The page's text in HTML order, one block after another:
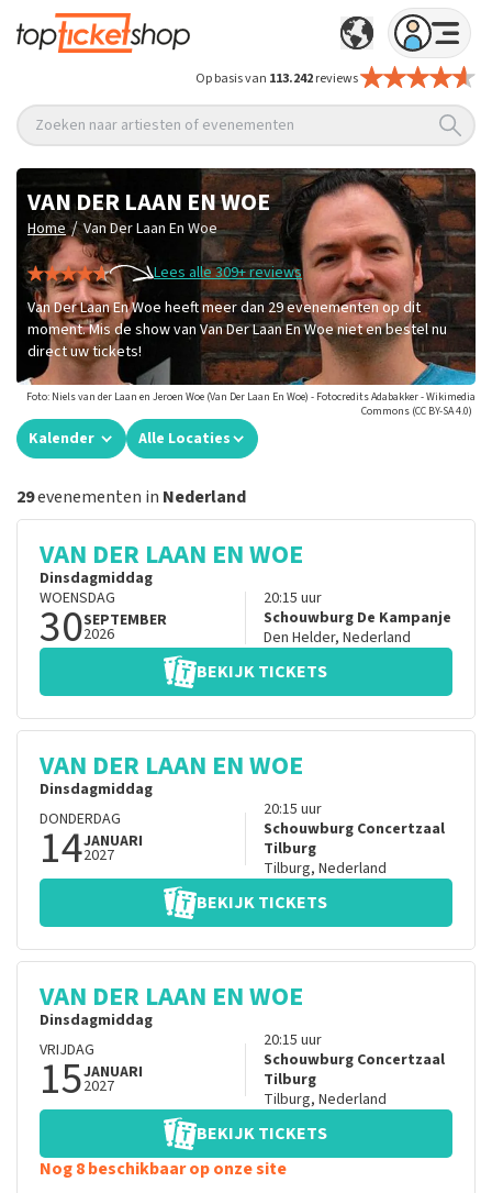
Op basis van 113.242reviews
Zoeken naar artiesten of evenementen
VAN DER LAAN EN WOE
Home / Van Der Laan En Woe
Lees alle 309+ reviews
Van Der Laan En Woe heeft meer dan 29 evenementen op dit
moment. Mis de show van Van Der Laan En Woe niet en bestel nu
direct uw tickets!
Foto: Niels van der Laan en Jeroen Woe (Van Der Laan En Woe) - Fotocredits Adabakker - Wikimedia
Commons (CC BY-SA 4.0)
Kalender Alle Locaties
29evenementen in Nederland
VAN DER LAAN EN WOE
Dinsdagmiddag
WOENSDAG
30SEPTEMBER
2026
20:15 uur
Schouwburg De Kampanje
Den Helder, Nederland
BEKIJK TICKETS
VAN DER LAAN EN WOE
Dinsdagmiddag
DONDERDAG
14JANUARI
2027
20:15 uur
Schouwburg Concertzaal
Tilburg
Tilburg, Nederland
BEKIJK TICKETS
VAN DER LAAN EN WOE
Dinsdagmiddag
VRIJDAG
15JANUARI
2027
20:15 uur
Schouwburg Concertzaal
Tilburg
Tilburg, Nederland
BEKIJK TICKETS
Nog 8 beschikbaar op onze site